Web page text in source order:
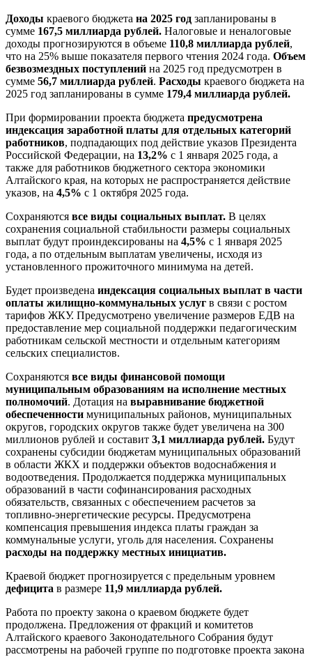
Доходы краевого бюджета на 2025 год запланированы в
сумме 167,5 миллиарда рублей. Налоговые и неналоговые
доходы прогнозируются в объеме 110,8 миллиарда рублей,
что на 25% выше показателя первого чтения 2024 года. Объем
безвозмездных поступлений на 2025 год предусмотрен в
сумме 56,7 миллиарда рублей. Расходы краевого бюджета на
2025 год запланированы в сумме 179,4 миллиарда рублей.
При формировании проекта бюджета предусмотрена
индексация заработной платы для отдельных категорий
работников, подпадающих под действие указов Президента
Российской Федерации, на 13,2% с 1 января 2025 года, а
также для работников бюджетного сектора экономики
Алтайского края, на которых не распространяется действие
указов, на 4,5% с 1 октября 2025 года.
Сохраняются все виды социальных выплат. В целях
сохранения социальной стабильности размеры социальных
выплат будут проиндексированы на 4,5% с 1 января 2025
года, а по отдельным выплатам увеличены, исходя из
установленного прожиточного минимума на детей.
Будет произведена индексация социальных выплат в части
оплаты жилищно-коммунальных услуг в связи с ростом
тарифов ЖКУ. Предусмотрено увеличение размеров ЕДВ на
предоставление мер социальной поддержки педагогическим
работникам сельской местности и отдельным категориям
сельских специалистов.
Сохраняются все виды финансовой помощи
муниципальным образованиям на исполнение местных
полномочий. Дотация на выравнивание бюджетной
обеспеченности муниципальных районов, муниципальных
округов, городских округов также будет увеличена на 300
миллионов рублей и составит 3,1 миллиарда рублей. Будут
сохранены субсидии бюджетам муниципальных образований
в области ЖКХ и поддержки объектов водоснабжения и
водоотведения. Продолжается поддержка муниципальных
образований в части софинансирования расходных
обязательств, связанных с обеспечением расчетов за
топливно-энергетические ресурсы. Предусмотрена
компенсация превышения индекса платы граждан за
коммунальные услуги, уголь для населения. Сохранены
расходы на поддержку местных инициатив.
Краевой бюджет прогнозируется с предельным уровнем
дефицита в размере 11,9 миллиарда рублей.
Работа по проекту закона о краевом бюджете будет
продолжена. Предложения от фракций и комитетов
Алтайского краевого Законодательного Собрания будут
рассмотрены на рабочей группе по подготовке проекта закона